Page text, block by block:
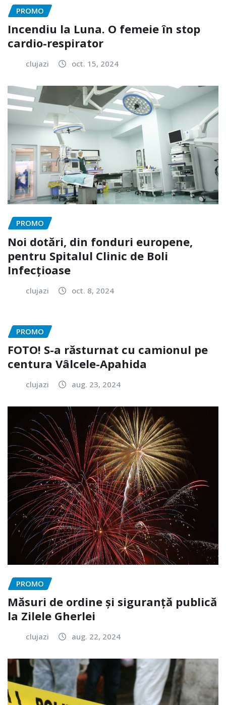
PROMO
Incendiu la Luna. O femeie în stop
cardio-respirator
clujazi oct. 15, 2024
PROMO
Noi dotări, din fonduri europene,
pentru Spitalul Clinic de Boli
Infecțioase
clujazi oct. 8, 2024
PROMO
FOTO! S-a răsturnat cu camionul pe
centura Vâlcele-Apahida
clujazi aug. 23, 2024
PROMO
Măsuri de ordine și siguranță publică
la Zilele Gherlei
clujazi aug. 22, 2024